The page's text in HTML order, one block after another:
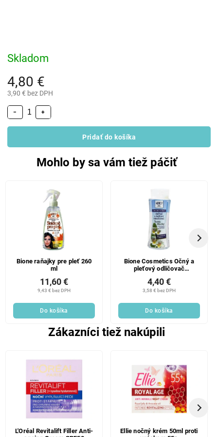
4,80 €
3,90 € bez DPH
Skladom
+
−
Pridať do košíka
Mohlo by sa vám tiež páčiť
Bione raňajky pre pleť 260
ml
9,43 € bez DPH
11,60 €
Do košíka
Bione Cosmetics Očný a
pleťový odličovač
3,58 € bez DPH
4,40 €
Do košíka
Zákazníci tiež nakúpili
L'Oréal Revitalift Filler Anti-
Ellie nočný krém 50ml proti